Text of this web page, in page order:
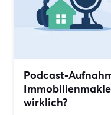
Podcast-
wirklich?